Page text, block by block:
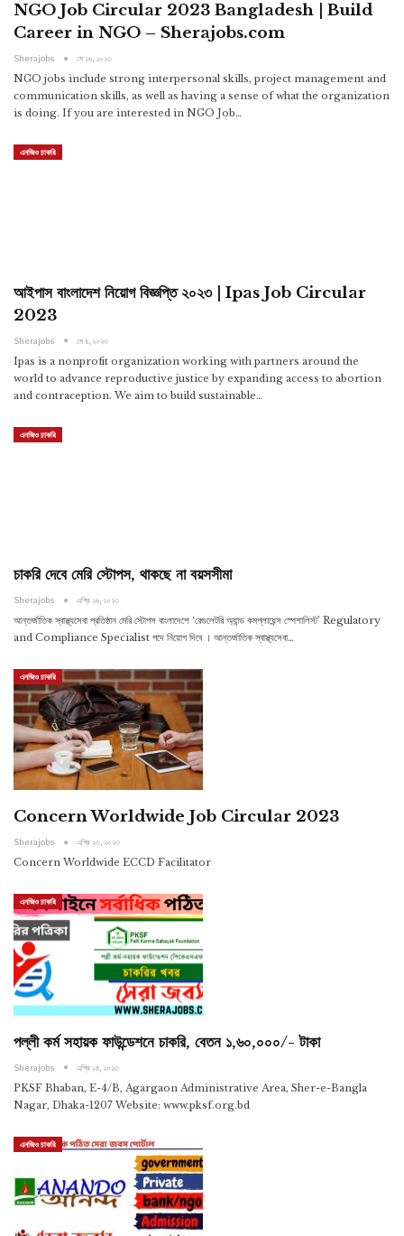
NGO Job Circular 2023 Bangladesh | Build
Career in NGO – Sherajobs.com
Sherajobs মে ১৬, ২০২৩
NGO jobs include strong interpersonal skills, project management and
communication skills, as well as having a sense of what the organization
is doing. If you are interested in NGO Job…
এনজিও চাকরি
আইপাস বাংলাদেশ নিয়োগ বিজ্ঞপ্তি ২০২৩ | Ipas Job Circular
2023
Sherajobs মে ৪, ২০২৩
Ipas is a nonprofit organization working with partners around the
world to advance reproductive justice by expanding access to abortion
and contraception. We aim to build sustainable…
এনজিও চাকরি
চাকরি দেবে মেরি স্টোপস, থাকছে না বয়সসীমা
Sherajobs এপ্রি ২৬, ২০২৩
আন্তর্জাতিক স্বাস্থ্যসেবা প্রতিষ্ঠান মেরি স্টোপস বাংলাদেশে ‘রেগুলেটরি অ্যান্ড কমপ্লায়েন্স স্পেশালিস্ট’ Regulatory
and Compliance Specialist পদে নিয়োগ দিবে । আন্তর্জাতিক স্বাস্থ্যসেবা…
এনজিও চাকরি
Concern Worldwide Job Circular 2023
Sherajobs এপ্রি ২৩, ২০২৩
Concern Worldwide ECCD Facilitator
এনজিও চাকরি
পল্লী কর্ম সহায়ক ফাউন্ডেশনে চাকরি, বেতন ১,৬০,০০০/- টাকা
Sherajobs এপ্রি ১৪, ২০২৩
PKSF Bhaban, E-4/B, Agargaon Administrative Area, Sher-e-Bangla
Nagar, Dhaka-1207 Website: www.pksf.org.bd
এনজিও চাকরি